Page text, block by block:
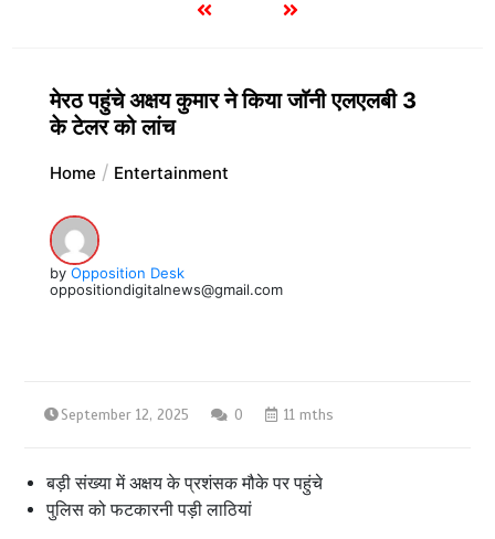
मेरठ पहुंचे अक्षय कुमार ने किया जाॅनी एलएलबी 3
के टेलर को लांच
Home Entertainment
by Opposition Desk
oppositiondigitalnews@gmail.com
September 12, 2025 0 11 mths
बड़ी संख्या में अक्षय के प्रशंसक मौके पर पहुंचे
पुलिस को फटकारनी पड़ी लाठियां